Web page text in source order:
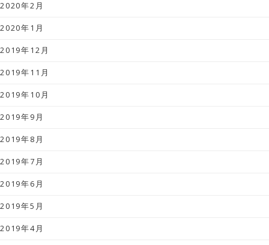
2020年2月
2020年1月
2019年12月
2019年11月
2019年10月
2019年9月
2019年8月
2019年7月
2019年6月
2019年5月
2019年4月